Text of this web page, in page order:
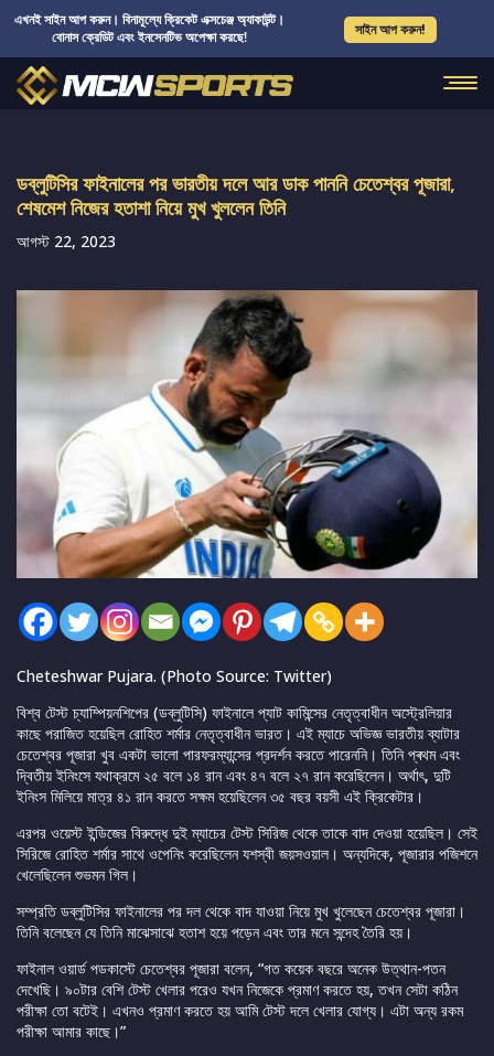
এখনই সাইন আপ করুন। বিনামূল্যে ক্রিকেট এক্সচেঞ্জ অ্যাকাউন্ট।
বোনাস ক্রেডিট এবং ইনসেনটিভ অপেক্ষা করছে!
সাইন আপ করুন!
ডব্লুটিসির ফাইনালের পর ভারতীয় দলে আর ডাক পাননি চেতেশ্বর পূজারা,
শেষমেশ নিজের হতাশা নিয়ে মুখ খুললেন তিনি
আগস্ট 22, 2023
Cheteshwar Pujara. (Photo Source: Twitter)
বিশ্ব টেস্ট চ্যাম্পিয়নশিপের (ডব্লুটিসি) ফাইনালে প্যাট কামিন্সের নেতৃত্বাধীন অস্ট্রেলিয়ার
কাছে পরাজিত হয়েছিল রোহিত শর্মার নেতৃত্বাধীন ভারত। এই ম্যাচে অভিজ্ঞ ভারতীয় ব্যাটার
চেতেশ্বর পূজারা খুব একটা ভালো পারফরম্যান্সের প্রদর্শন করতে পারেননি। তিনি প্ৰথম এবং
দ্বিতীয় ইনিংসে যথাক্রমে ২৫ বলে ১৪ রান এবং ৪৭ বলে ২৭ রান করেছিলেন। অর্থাৎ, দুটি
ইনিংস মিলিয়ে মাত্র ৪১ রান করতে সক্ষম হয়েছিলেন ৩৫ বছর বয়সী এই ক্রিকেটার।
এরপর ওয়েস্ট ইন্ডিজের বিরুদ্ধে দুই ম্যাচের টেস্ট সিরিজ থেকে তাকে বাদ দেওয়া হয়েছিল। সেই
সিরিজে রোহিত শর্মার সাথে ওপেনিং করেছিলেন যশস্বী জয়সওয়াল। অন্যদিকে, পূজারার পজিশনে
খেলেছিলেন শুভমন গিল।
সম্প্রতি ডব্লুটিসির ফাইনালের পর দল থেকে বাদ যাওয়া নিয়ে মুখ খুলেছেন চেতেশ্বর পূজারা।
তিনি বলেছেন যে তিনি মাঝেসাঝে হতাশ হয়ে পড়েন এবং তার মনে সন্দেহ তৈরি হয়।
ফাইনাল ওয়ার্ড পডকাস্টে চেতেশ্বর পূজারা বলেন, “গত কয়েক বছরে অনেক উত্থান-পতন
দেখেছি। ৯০টার বেশি টেস্ট খেলার পরেও যখন নিজেকে প্রমাণ করতে হয়, তখন সেটা কঠিন
পরীক্ষা তো বটেই। এখনও প্রমাণ করতে হয় আমি টেস্ট দলে খেলার যোগ্য। এটা অন্য রকম
পরীক্ষা আমার কাছে।”